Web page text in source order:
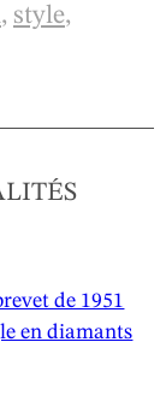
, style
de 1951
en diamants